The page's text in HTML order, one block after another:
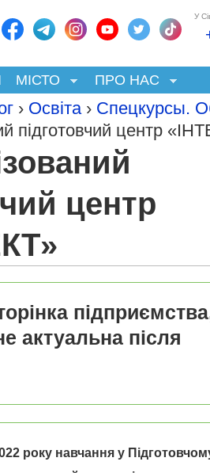
У
МІСТО ПРО НАС
› Освіта › Спецкурсы.
підготовчий центр
центр
актуальна після
року навчання у